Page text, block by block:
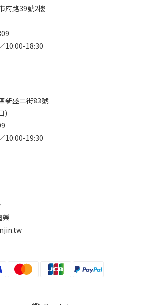
府路39號2樓
10:00-18:30
新盛二街83號
)
10:00-19:30
樂